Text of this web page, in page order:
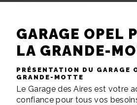
GARAGE OPEL
LA GRANDE-
PRÉSENTATION DU GARAGE
GRANDE-MOTTE
Le Garage des Aires est votre
confiance pour tous vos